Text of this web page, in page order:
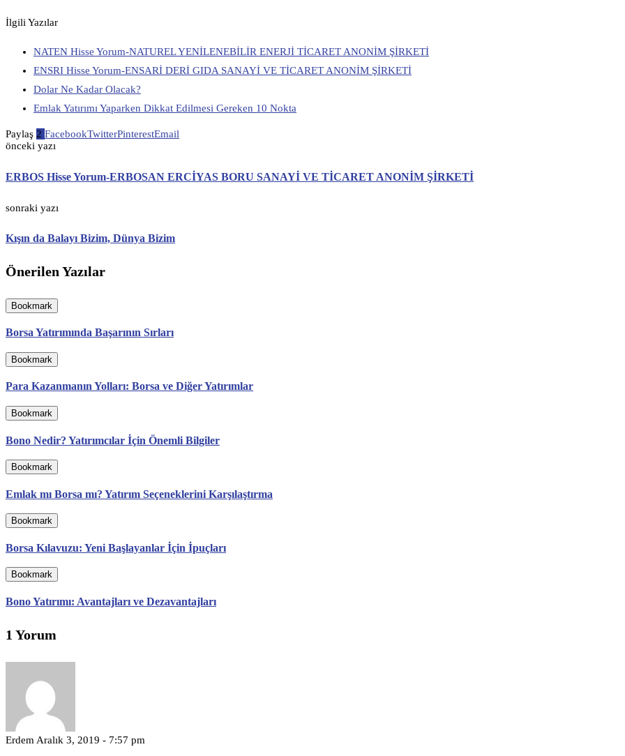
İlgili Yazılar
NATEN Hisse Yorum-NATUREL YENİLENEBİLİR ENERJİ TİCARET ANONİM ŞİRKETİ
ENSRI Hisse Yorum-ENSARİ DERİ GIDA SANAYİ VE TİCARET ANONİM ŞİRKETİ
Dolar Ne Kadar Olacak?
Emlak Yatırımı Yaparken Dikkat Edilmesi Gereken 10 Nokta
Paylaş 2 FacebookTwitterPinterestEmail
önceki yazı
ERBOS Hisse Yorum-ERBOSAN ERCİYAS BORU SANAYİ VE TİCARET ANONİM ŞİRKETİ
sonraki yazı
Kışın da Balayı Bizim, Dünya Bizim
Önerilen Yazılar
Bookmark
Borsa Yatırımında Başarının Sırları
Bookmark
Para Kazanmanın Yolları: Borsa ve Diğer Yatırımlar
Bookmark
Bono Nedir? Yatırımcılar İçin Önemli Bilgiler
Bookmark
Emlak mı Borsa mı? Yatırım Seçeneklerini Karşılaştırma
Bookmark
Borsa Kılavuzu: Yeni Başlayanlar İçin İpuçları
Bookmark
Bono Yatırımı: Avantajları ve Dezavantajları
1 Yorum
Erdem Aralık 3, 2019 - 7:57 pm